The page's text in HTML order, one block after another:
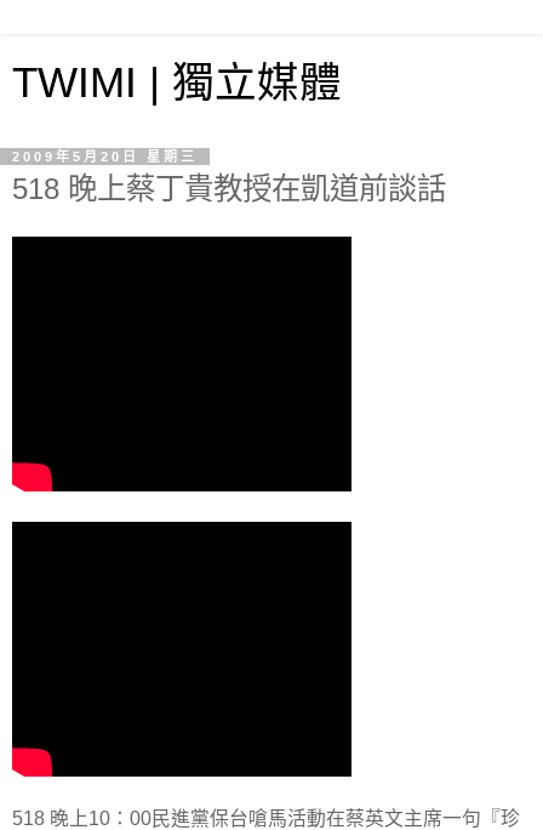
TWIMI | 獨立媒體
2009年5月20日 星期三
518 晚上蔡丁貴教授在凱道前談話
518 晚上10：00民進黨保台嗆馬活動在蔡英文主席一句『珍